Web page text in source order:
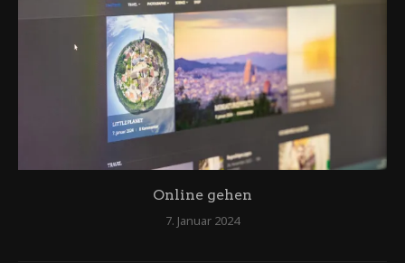
Online gehen
7. Januar 2024